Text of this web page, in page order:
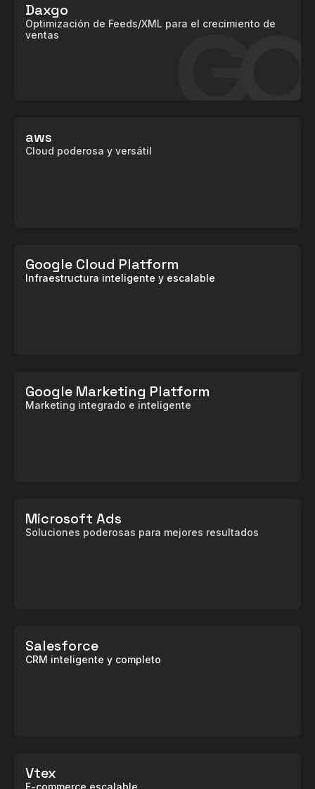
Daxgo
Optimización de Feeds/XML para el crecimiento de
ventas
aws
Cloud poderosa y versátil
Google Cloud Platform
Infraestructura inteligente y escalable
Google Marketing Platform
Marketing integrado e inteligente
Microsoft Ads
Soluciones poderosas para mejores resultados
Salesforce
CRM inteligente y completo
Vtex
E-commerce escalable